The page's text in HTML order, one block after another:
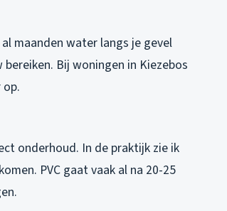
maanden water langs je gevel
Bij woningen in Kiezebos
onderhoud. In de praktijk zie ik
PVC gaat vaak al na 20-25